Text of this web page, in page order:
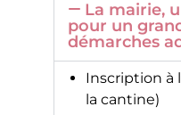
La mairie,
pour un
démarches
Inscription à
la cantine)